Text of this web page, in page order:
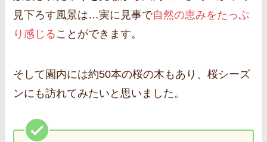
見下ろす風景は…実に見事で自然の恵みをたっぷ
り感じる ことができます。
そして園内には約50本の桜の木もあり、桜シーズ
ンにも訪れてみたいと思いました。